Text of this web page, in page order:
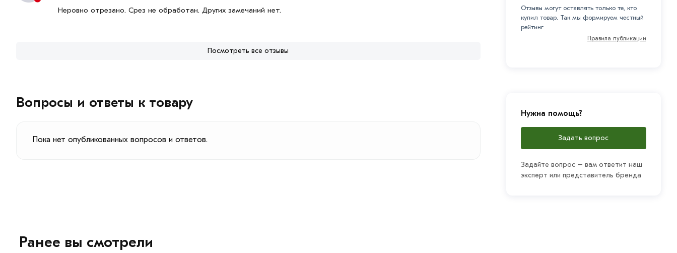
Неровно отрезано. Срез не обработан. Других замечаний нет.
Посмотреть все отзывы
Отзывы могут оставлять только те, кто
купил товар. Так мы формируем честный
рейтинг
Правила публикации
Вопросы и ответы к товару
Пока нет опубликованных вопросов и ответов.
Нужна помощь?
Задать вопрос
Задайте вопрос – вам ответит наш
эксперт или представитель бренда
Ранее вы смотрели